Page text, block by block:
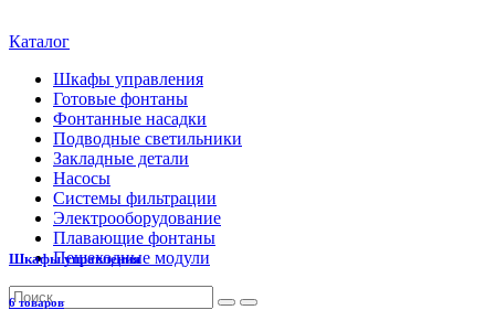
Каталог
Шкафы управления
Готовые фонтаны
Фонтанные насадки
Подводные светильники
Закладные детали
Насосы
Системы фильтрации
Электрооборудование
Плавающие фонтаны
Пешеходные модули
Шкафы управления
6 товаров